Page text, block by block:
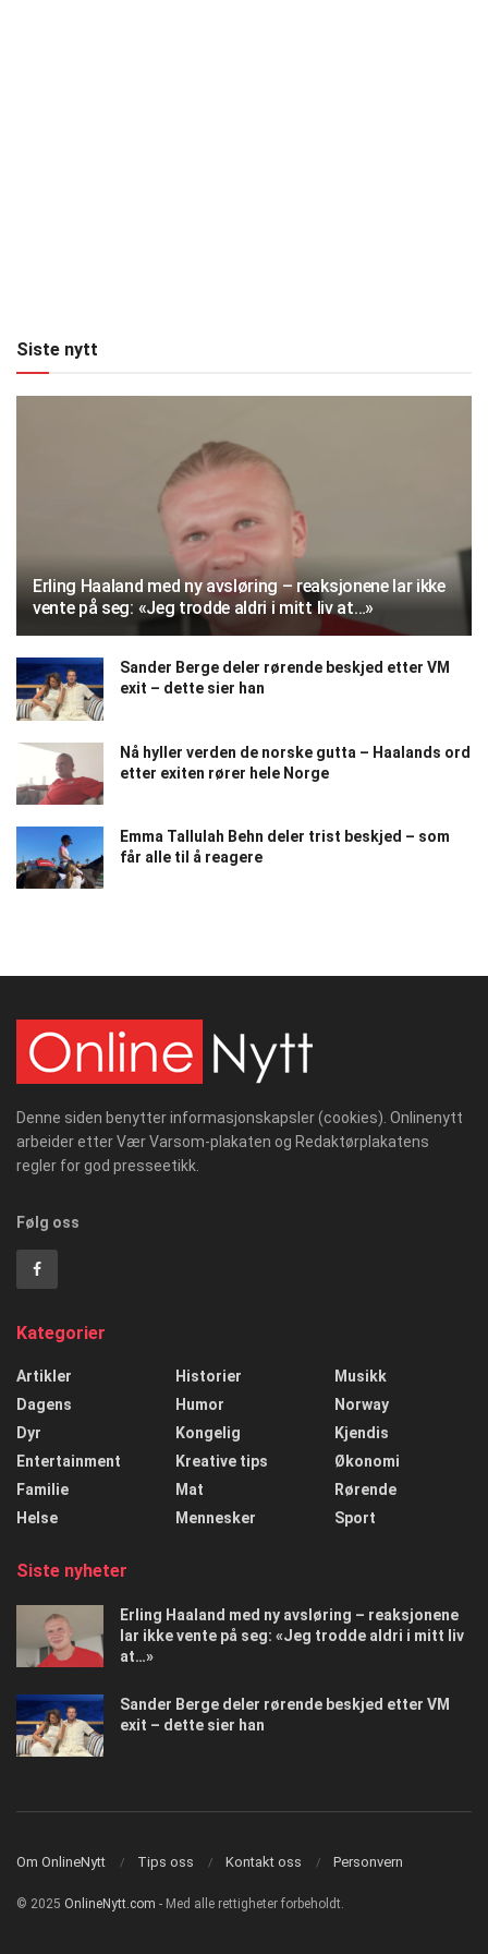
Siste nytt
Erling Haaland med ny avsløring – reaksjonene lar ikke
vente på seg: «Jeg trodde aldri i mitt liv at…»
Sander Berge deler rørende beskjed etter VM
exit – dette sier han
Nå hyller verden de norske gutta – Haalands ord
etter exiten rører hele Norge
Emma Tallulah Behn deler trist beskjed – som
får alle til å reagere
Denne siden benytter informasjonskapsler (cookies). Onlinenytt
arbeider etter Vær Varsom-plakaten og Redaktørplakatens
regler for god presseetikk.
Følg oss
Kategorier
Artikler
Dagens
Dyr
Entertainment
Familie
Helse
Historier
Humor
Kongelig
Kreative tips
Mat
Mennesker
Musikk
Norway
Kjendis
Økonomi
Rørende
Sport
Siste nyheter
Erling Haaland med ny avsløring – reaksjonene
lar ikke vente på seg: «Jeg trodde aldri i mitt liv
at…»
Sander Berge deler rørende beskjed etter VM
exit – dette sier han
Om OnlineNytt Tips oss Kontakt oss Personvern
© 2025 OnlineNytt.com - Med alle rettigheter forbeholdt.